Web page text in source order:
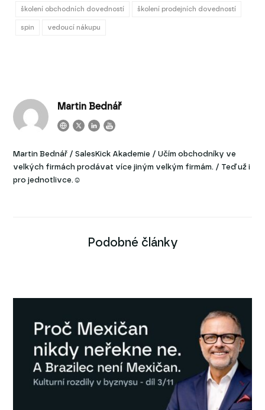
školení obchodních dovedností školení prodejních dovedností
spin vedoucí nákupu
Martin Bednář
Martin Bednář / SalesKick Akademie / Učím obchodníky ve
velkých firmách prodávat více jiným velkým firmám. / Teď už i
pro jednotlivce.☺
Podobné články